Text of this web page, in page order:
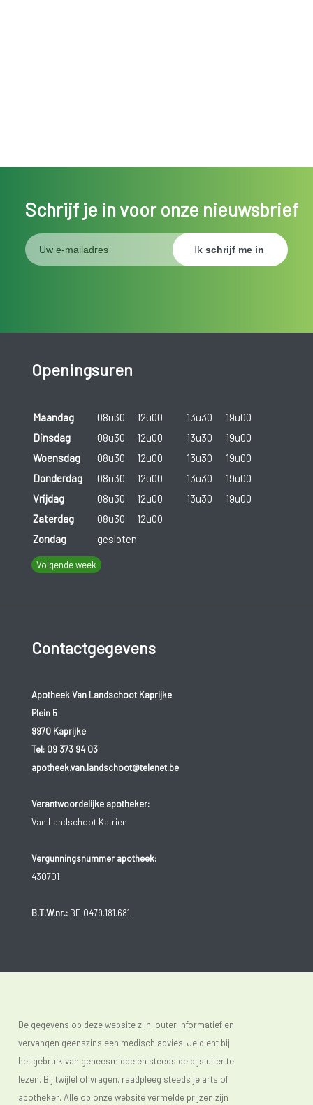
Schrijf je in voor onze nieuwsbrief
Openingsuren
Maandag 08u30 12u00 13u30
19u00
Dinsdag
08u30 12u00 13u30
19u00
Woensdag
08u30 12u00 13u30
19u00
Donderdag
08u30 12u00 13u30
19u00
Vrijdag
08u30 12u00 13u30
19u00
Zaterdag
08u30
12u00
Zondag
gesloten
Volgende week
Contactgegevens
Apotheek Van Landschoot Kaprijke
Plein 5
9970 Kaprijke
Tel: 09 373 94 03
apotheek.van.landschoot@telenet.be
Verantwoordelijke apotheker:
Van Landschoot Katrien
Vergunningsnummer apotheek:
430701
B.T.W.nr.:BE 0479.181.681
De gegevens op deze website zijn louter informatief en
vervangen geenszins een medisch advies. Je dient bij
het gebruik van geneesmiddelen steeds de bijsluiter te
lezen. Bij twijfel of vragen, raadpleeg steeds je arts of
apotheker. Alle op onze website vermelde prijzen zijn